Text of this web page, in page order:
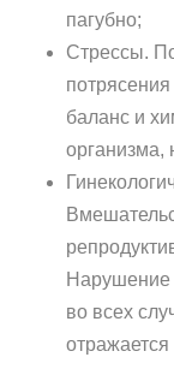
пагубно;
Стрессы.
баланс и
организма,
Нарушение
во всех